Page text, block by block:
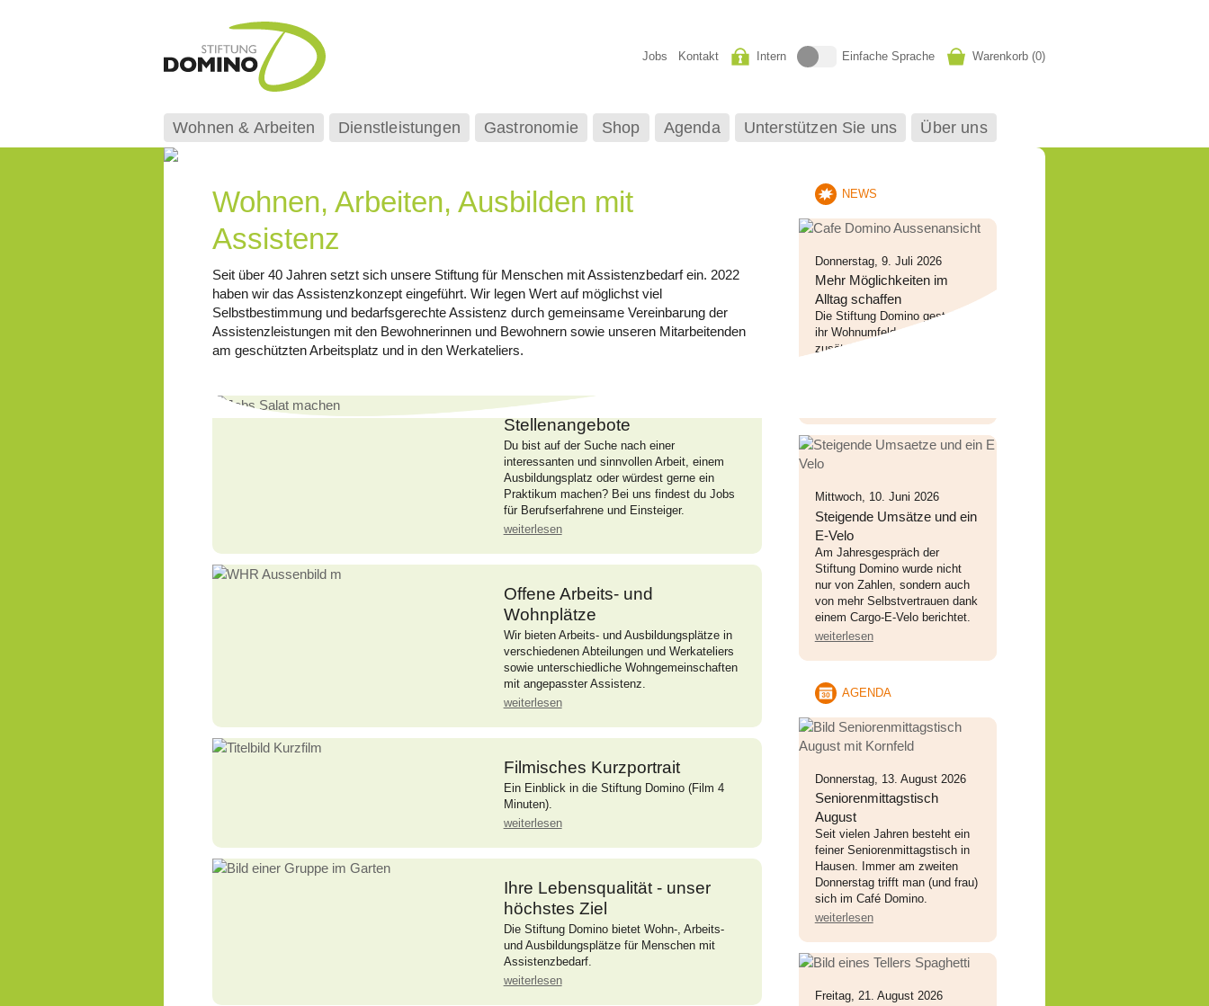
Jobs Kontakt Intern Einfache Sprache Warenkorb (0)
Wohnen & Arbeiten Dienstleistungen Gastronomie Shop Agenda Unterstützen Sie uns Über uns
Wohnen, Arbeiten, Ausbilden mit
Assistenz
Seit über 40 Jahren setzt sich unsere Stiftung für Menschen mit Assistenzbedarf ein. 2022
haben wir das Assistenzkonzept eingeführt. Wir legen Wert auf möglichst viel
Selbstbestimmung und bedarfsgerechte Assistenz durch gemeinsame Vereinbarung der
Assistenzleistungen mit den Bewohnerinnen und Bewohnern sowie unseren Mitarbeitenden
am geschützten Arbeitsplatz und in den Werkateliers.
Stellenangebote
Du bist auf der Suche nach einer
interessanten und sinnvollen Arbeit, einem
Ausbildungsplatz oder würdest gerne ein
Praktikum machen? Bei uns findest du Jobs
für Berufserfahrene und Einsteiger.
weiterlesen
Offene Arbeits- und
Wohnplätze
Wir bieten Arbeits- und Ausbildungsplätze in
verschiedenen Abteilungen und Werkateliers
sowie unterschiedliche Wohngemeinschaften
mit angepasster Assistenz.
weiterlesen
Filmisches Kurzportrait
Ein Einblick in die Stiftung Domino (Film 4
Minuten).
weiterlesen
Ihre Lebensqualität - unser
höchstes Ziel
Die Stiftung Domino bietet Wohn-, Arbeits-
und Ausbildungsplätze für Menschen mit
Assistenzbedarf.
weiterlesen
NEWS
Donnerstag, 9. Juli 2026
Mehr Möglichkeiten im
Alltag schaffen
Die Stiftung Domino gestaltet
ihr Wohnumfeld neu und schafft
zusätzliche Rückzugsorte
Mittwoch, 10. Juni 2026
Steigende Umsätze und ein
E-Velo
Am Jahresgespräch der
Stiftung Domino wurde nicht
nur von Zahlen, sondern auch
von mehr Selbstvertrauen dank
einem Cargo-E-Velo berichtet.
weiterlesen
AGENDA
Donnerstag, 13. August 2026
Seniorenmittagstisch
August
Seit vielen Jahren besteht ein
feiner Seniorenmittagstisch in
Hausen. Immer am zweiten
Donnerstag trifft man (und frau)
sich im Café Domino.
weiterlesen
Freitag, 21. August 2026